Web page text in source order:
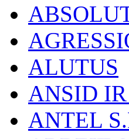
ALUTUS
ANSID
ANTEL